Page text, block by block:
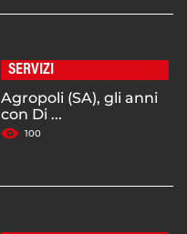
SERVIZI
Agropoli (SA), gli anni
con Di ...
100